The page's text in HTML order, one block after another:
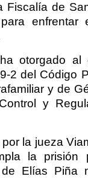
Fiscalía de
otorgado
2 del Código
y de
y
la jueza
la prisión
de Elías Piña